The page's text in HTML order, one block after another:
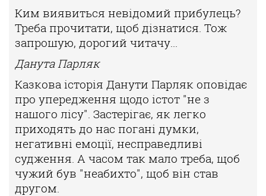
Ким виявиться невідомий прибулець?
Треба прочитати, щоб дізнатися. Тож
запрошую, дорогий читачу...
Данута Парляк
Казкова історія Данути Парляк оповідає
про упередження щодо істот "не з
нашого лісу". Застерігає, як легко
приходять до нас погані думки,
негативні емоції, несправедливі
судження. А часом так мало треба, щоб
чужий був "неабихто", щоб він став
другом.